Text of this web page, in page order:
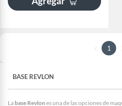
1
BASE REVLON
La base Revlon es una de las opciones de